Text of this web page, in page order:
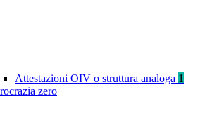
Attestazioni OIV o struttura analoga 1
zero